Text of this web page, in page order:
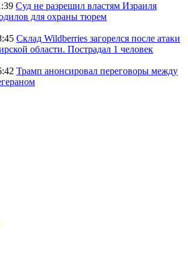
Суд не разрешил властям Израиля
для охраны тюрем
Склад Wildberries загорелся после атаки
области. Пострадал 1 человек
Трамп анонсировал переговоры между